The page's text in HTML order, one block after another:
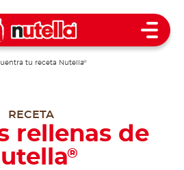
Open
tu receta Nutella®
RECETA
rellenas de
®